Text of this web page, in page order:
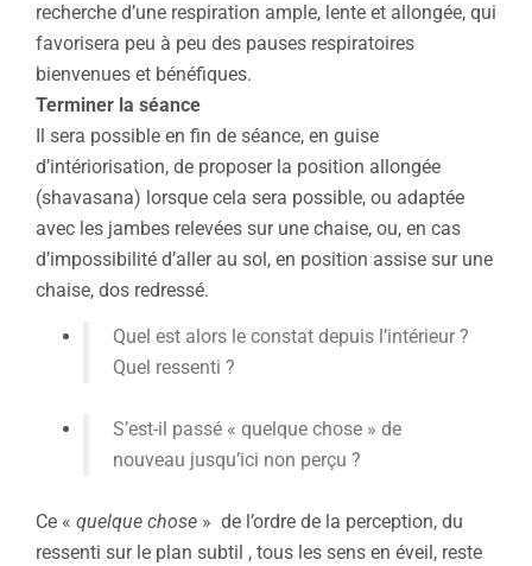
recherche d’une respiration ample, lente et allongée, qui
favorisera peu à peu des pauses respiratoires
bienvenues et bénéfiques.
Terminer la séance
Il sera possible en fin de séance, en guise
d’intériorisation, de proposer la position allongée
(shavasana) lorsque cela sera possible, ou adaptée
avec les jambes relevées sur une chaise, ou, en cas
d’impossibilité d’aller au sol, en position assise sur une
chaise, dos redressé.
Quel est alors le constat depuis l’intérieur ?
Quel ressenti ?
S’est-il passé « quelque chose » de
nouveau jusqu’ici non perçu ?
Ce « quelque chose » de l’ordre de la perception, du
ressenti sur le plan subtil , tous les sens en éveil, reste